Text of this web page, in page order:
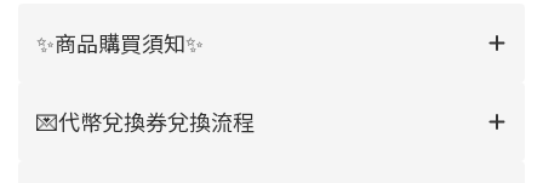
✨商品購買須知✨
💌代幣兌換券兌換流程